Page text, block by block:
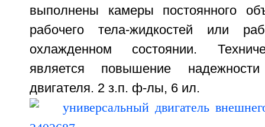
выполнены камеры постоянного
рабочего тела-жидкостей или
охлажденном состоянии.
является повышение
двигателя. 2 з.п. ф-лы, 6 ил.